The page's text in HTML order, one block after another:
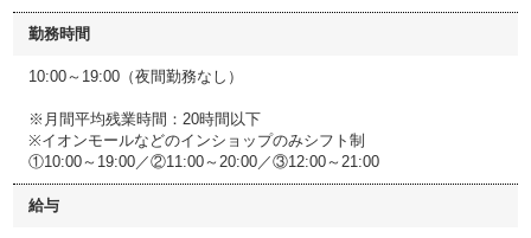
勤務時間
10:00～19:00（夜間勤務なし）
※月間平均残業時間：20時間以下
※イオンモールなどのインショップのみシフト制
①10:00～19:00／②11:00～20:00／③12:00～21:00
給与